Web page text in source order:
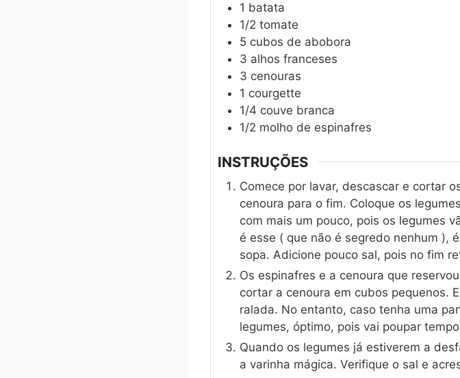
1 batata
1/2 tomate
5 cubos de abobora
3 alhos franceses
3 cenouras
1 courgette
1/4 couve branca
1/2 molho de espinafres
INSTRUÇÕES
Comece por lavar, descascar e cortar
cenoura para o fim. Coloque os
com mais um pouco, pois os legumes
é esse ( que não é segredo nenhum ),
sopa. Adicione pouco sal, pois no fim
Os espinafres e a cenoura que
cortar a cenoura em cubos pequenos.
ralada. No entanto, caso tenha uma
legumes, óptimo, pois vai poupar
Quando os legumes já estiverem a
a varinha mágica. Verifique o sal e